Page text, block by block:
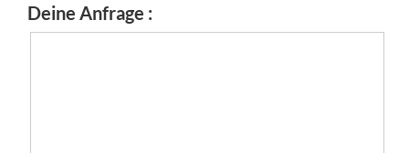
Deine Anfrage :